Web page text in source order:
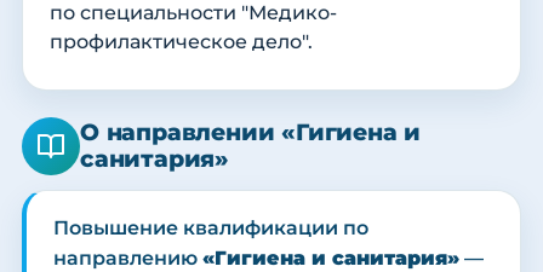
по специальности "Медико-
профилактическое дело".
О направлении «Гигиена и
санитария»
Повышение квалификации по
направлению «Гигиена и санитария» —